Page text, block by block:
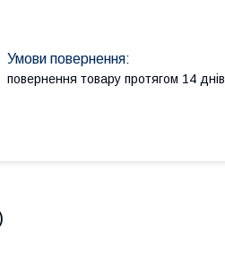
повернення товару протягом 14 днів